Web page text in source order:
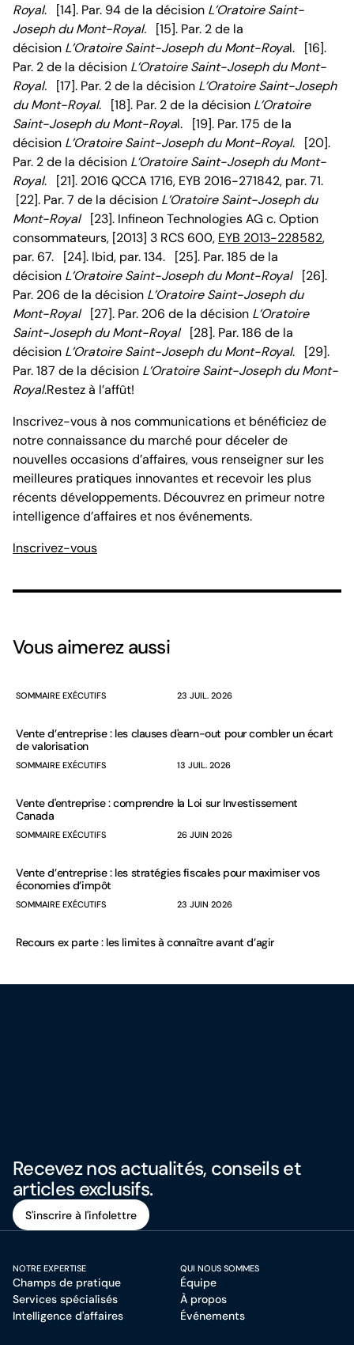
Royal. [14]. Par. 94 de la décision L’Oratoire Saint-
Joseph du Mont-Royal. [15]. Par. 2 de la
décision L’Oratoire Saint-Joseph du Mont-Royal. [16].
Par. 2 de la décision L’Oratoire Saint-Joseph du Mont-
Royal. [17]. Par. 2 de la décision L’Oratoire Saint-Joseph
du Mont-Royal. [18]. Par. 2 de la décision L’Oratoire
Saint-Joseph du Mont-Royal. [19]. Par. 175 de la
décision L’Oratoire Saint-Joseph du Mont-Royal. [20].
Par. 2 de la décision L’Oratoire Saint-Joseph du Mont-
Royal. [21]. 2016 QCCA 1716, EYB 2016-271842, par. 71.
[22]. Par. 7 de la décision L’Oratoire Saint-Joseph du
Mont-Royal [23]. Infineon Technologies AG c. Option
consommateurs, [2013] 3 RCS 600, EYB 2013-228582,
par. 67. [24]. Ibid, par. 134. [25]. Par. 185 de la
décision L’Oratoire Saint-Joseph du Mont-Royal [26].
Par. 206 de la décision L’Oratoire Saint-Joseph du
Mont-Royal [27]. Par. 206 de la décision L’Oratoire
Saint-Joseph du Mont-Royal [28]. Par. 186 de la
décision L’Oratoire Saint-Joseph du Mont-Royal. [29].
Par. 187 de la décision L’Oratoire Saint-Joseph du Mont-
Royal.Restez à l’affût!
Inscrivez-vous à nos communications et bénéficiez de
notre connaissance du marché pour déceler de
nouvelles occasions d’affaires, vous renseigner sur les
meilleures pratiques innovantes et recevoir les plus
récents développements. Découvrez en primeur notre
intelligence d’affaires et nos événements.
Inscrivez-vous
Vous aimerez aussi
SOMMAIRE EXÉCUTIFS 23 JUIL. 2026
Vente d’entreprise : les clauses d'earn-out pour combler un écart
de valorisation
SOMMAIRE EXÉCUTIFS 13 JUIL. 2026
Vente d'entreprise : comprendre la Loi sur Investissement
Canada
SOMMAIRE EXÉCUTIFS 26 JUIN 2026
Vente d’entreprise : les stratégies fiscales pour maximiser vos
économies d’impôt
SOMMAIRE EXÉCUTIFS 23 JUIN 2026
Recours ex parte : les limites à connaître avant d’agir
Recevez nos actualités, conseils et
articles exclusifs.
S'inscrire à l'infolettre
NOTRE EXPERTISE
Champs de pratique
Services spécialisés
Intelligence d'affaires
QUI NOUS SOMMES
Équipe
À propos
Événements